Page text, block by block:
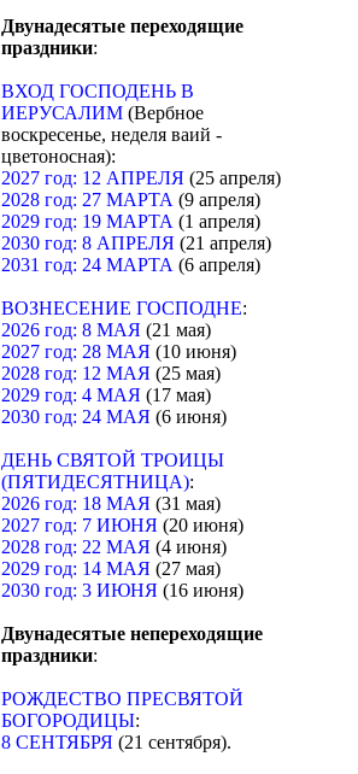
Двунадесятые переходящие
праздники:
ВХОД ГОСПОДЕНЬ В
ИЕРУСАЛИМ (Вербное
воскресенье, неделя ваий -
цветоносная):
2027 год: 12 АПРЕЛЯ (25 апреля)
2028 год: 27 МАРТА (9 апреля)
2029 год: 19 МАРТА (1 апреля)
2030 год: 8 АПРЕЛЯ (21 апреля)
2031 год: 24 МАРТА (6 апреля)
ВОЗНЕСЕНИЕ ГОСПОДНЕ:
2026 год: 8 МАЯ (21 мая)
2027 год: 28 МАЯ (10 июня)
2028 год: 12 МАЯ (25 мая)
2029 год: 4 МАЯ (17 мая)
2030 год: 24 МАЯ (6 июня)
ДЕНЬ СВЯТОЙ ТРОИЦЫ
(ПЯТИДЕСЯТНИЦА):
2026 год: 18 МАЯ (31 мая)
2027 год: 7 ИЮНЯ (20 июня)
2028 год: 22 МАЯ (4 июня)
2029 год: 14 МАЯ (27 мая)
2030 год: 3 ИЮНЯ (16 июня)
Двунадесятые непереходящие
праздники:
РОЖДЕСТВО ПРЕСВЯТОЙ
БОГОРОДИЦЫ:
8 СЕНТЯБРЯ (21 сентября).